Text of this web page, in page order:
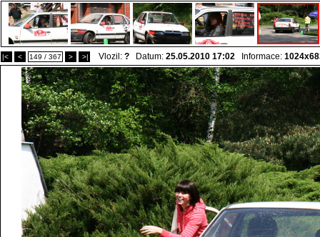
|< < 149 / 367 > >| Vlozil: ? Datum: 25.05.2010 17:02 Informace: